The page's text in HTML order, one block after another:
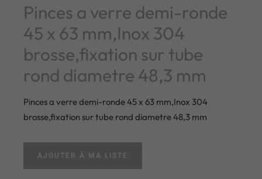
Pinces a verre demi-ronde
45 x 63 mm,Inox 304
brosse,fixation sur tube
rond diametre 48,3 mm
Pinces a verre demi-ronde 45 x 63 mm,Inox 304
brosse,fixation sur tube rond diametre 48,3 mm
AJOUTER À MA LISTE